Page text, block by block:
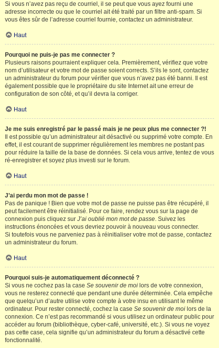
Si vous n’avez pas reçu de courriel, il se peut que vous ayez fourni une
adresse incorrecte ou que le courriel ait été traité par un filtre anti-spam. Si
vous êtes sûr de l’adresse courriel fournie, contactez un administrateur.
Haut
Pourquoi ne puis-je pas me connecter ?
Plusieurs raisons pourraient expliquer cela. Premièrement, vérifiez que votre
nom d’utilisateur et votre mot de passe soient corrects. S’ils le sont, contactez
un administrateur du forum pour vérifier que vous n’avez pas été banni. Il est
également possible que le propriétaire du site Internet ait une erreur de
configuration de son côté, et qu’il devra la corriger.
Haut
Je me suis enregistré par le passé mais je ne peux plus me connecter ?!
Il est possible qu’un administrateur ait désactivé ou supprimé votre compte. En
effet, il est courant de supprimer régulièrement les membres ne postant pas
pour réduire la taille de la base de données. Si cela vous arrive, tentez de vous
ré-enregistrer et soyez plus investi sur le forum.
Haut
J’ai perdu mon mot de passe !
Pas de panique ! Bien que votre mot de passe ne puisse pas être récupéré, il
peut facilement être réinitialisé. Pour ce faire, rendez vous sur la page de
connexion puis cliquez sur J’ai oublié mon mot de passe. Suivez les
instructions énoncées et vous devriez pouvoir à nouveau vous connecter.
Si toutefois vous ne parveniez pas à réinitialiser votre mot de passe, contactez
un administrateur du forum.
Haut
Pourquoi suis-je automatiquement déconnecté ?
Si vous ne cochez pas la case Se souvenir de moi lors de votre connexion,
vous ne resterez connecté que pendant une durée déterminée. Cela empêche
que quelqu’un d’autre utilise votre compte à votre insu en utilisant le même
ordinateur. Pour rester connecté, cochez la case Se souvenir de moi lors de la
connexion. Ce n’est pas recommandé si vous utilisez un ordinateur public pour
accéder au forum (bibliothèque, cyber-café, université, etc.). Si vous ne voyez
pas cette case, cela signifie qu’un administrateur du forum a désactivé cette
fonctionnalité.